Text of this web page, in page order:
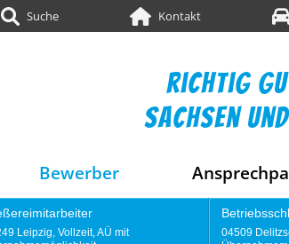
Suche Kontakt
richtig
sachsen
Bewerber
Betriebsschlosser (m/w/d)
04509 Delitzsch, Vollzeit, AÜ mit
04249